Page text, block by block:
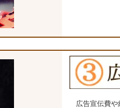
広告宣伝費や